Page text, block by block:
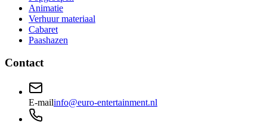
Animatie
Verhuur materiaal
Cabaret
Paashazen
Contact
E-mailinfo@euro-entertainment.nl